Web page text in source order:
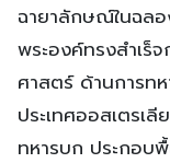
ฉายาลักษณ์ในฉลอ
พระองค์ทรงสำเร็
ศาสตร์ ด้านการท
ประเทศออสเตรเ
ทหารบก ประกอบ